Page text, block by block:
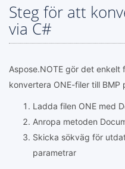
Steg för att
via C#
Aspose.NOTE gör det
konvertera ONE-filer till
Ladda filen ONE med
Anropa metoden
Skicka sökväg för
parametrar